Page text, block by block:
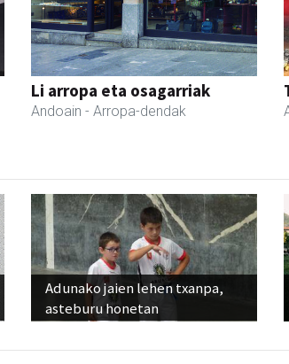
Li arropa eta osagarriak
Andoain - Arropa-dendak
Adunako jaien lehen txanpa,
asteburu honetan